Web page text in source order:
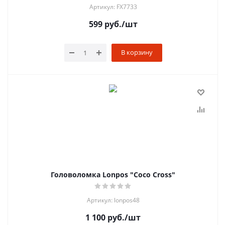
Артикул: FX7733
599руб./шт
В корзину
Головоломка Lonpos "Coco Cross"
Артикул: lonpos48
1 100 руб./шт